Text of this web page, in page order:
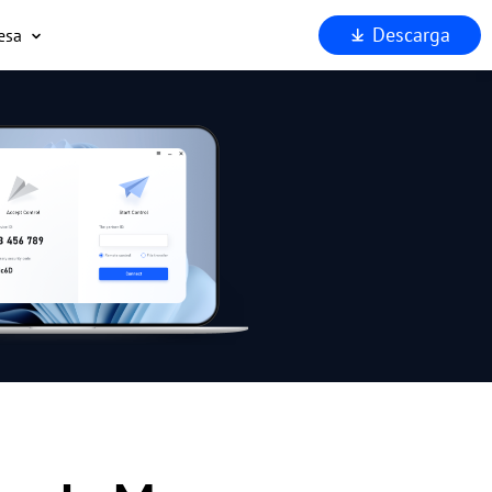
¿Por qué AnyViewer?
Descarga